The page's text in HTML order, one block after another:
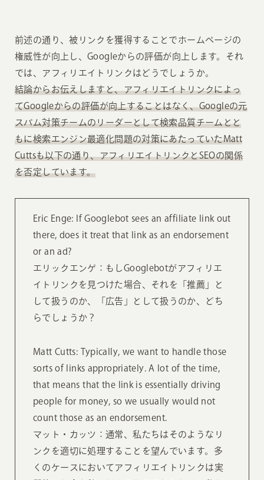
前述の通り、被リンクを獲得することでホームページの
権威性が向上し、Googleからの評価が向上します。それ
では、アフィリエイトリンクはどうでしょうか。
結論からお伝えしますと、アフィリエイトリンクによっ
てGoogleからの評価が向上することはなく、Googleの元
スパム対策チームのリーダーとして検索品質チームとと
もに検索エンジン最適化問題の対策にあたっていたMatt
Cuttsも以下の通り、アフィリエイトリンクとSEOの関係
を否定しています。
Eric Enge: If Googlebot sees an affiliate link out
there, does it treat that link as an endorsement
or an ad?
エリックエンゲ：もしGooglebotがアフィリエ
イトリンクを見つけた場合、それを「推薦」と
して扱うのか、「広告」として扱うのか、どち
らでしょうか？
Matt Cutts: Typically, we want to handle those
sorts of links appropriately. A lot of the time,
that means that the link is essentially driving
people for money, so we usually would not
count those as an endorsement.
マット・カッツ：通常、私たちはそのようなリ
ンクを適切に処理することを望んでいます。多
くのケースにおいてアフィリエイトリンクは実